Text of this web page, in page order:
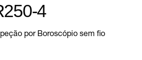
4
por Boroscópio sem fio